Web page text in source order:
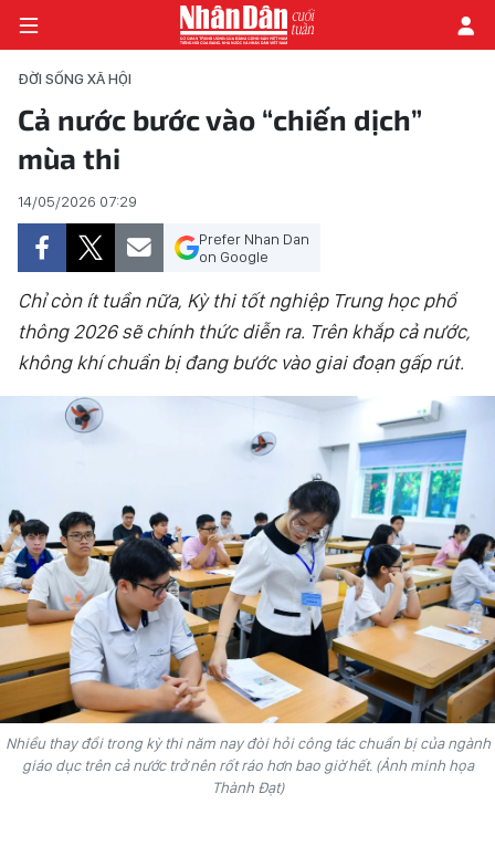
TRANG CHỦ
THỜI SỰ - CHÍNH TRỊ
E-MAGAZINE
GÓC NHÌN KINH TẾ
CHUYÊN ĐỀ
ĐỜI SỐNG XÃ HỘI
HỒN VIỆT
SỨC SỐNG VIỆT
THỂ THAO
ĐỜI SỐNG VĂN HÓA
VĂN NGHỆ
ĐỜI SỐNG XÃ HỘI
Cả nước bước vào “chiến dịch”
mùa thi
14/05/2026 07:29
Prefer Nhan Dan
on Google
Chỉ còn ít tuần nữa, Kỳ thi tốt nghiệp Trung học phổ
thông 2026 sẽ chính thức diễn ra. Trên khắp cả nước,
không khí chuẩn bị đang bước vào giai đoạn gấp rút.
Nhiều thay đổi trong kỳ thi năm nay đòi hỏi công tác chuẩn bị của ngành
giáo dục trên cả nước trở nên rốt ráo hơn bao giờ hết. (Ảnh minh họa
Thành Đạt)